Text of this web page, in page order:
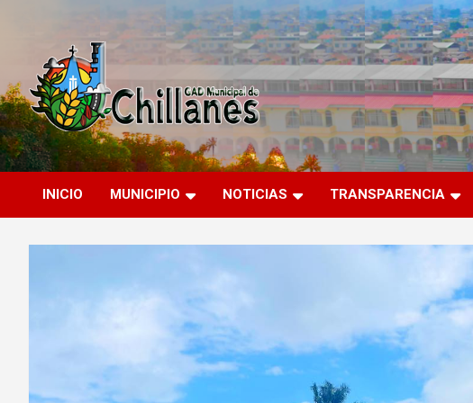
Chillanes
GAD Municipal Chillanes
INICIO MUNICIPIO NOTICIAS TRANSPARENCIA